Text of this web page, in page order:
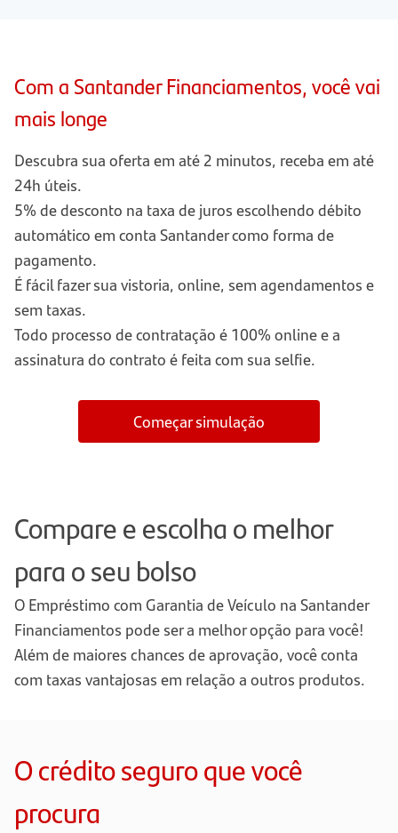
Com a Santander Financiamentos, você vai
mais longe
Descubra sua oferta em até 2 minutos, receba em até
24h úteis.
5% de desconto na taxa de juros escolhendo débito
automático em conta Santander como forma de
pagamento.
É fácil fazer sua vistoria, online, sem agendamentos e
sem taxas.
Todo processo de contratação é 100% online e a
assinatura do contrato é feita com sua selfie.
Começar simulação
Compare e escolha o melhor
para o seu bolso
O Empréstimo com Garantia de Veículo na Santander
Financiamentos pode ser a melhor opção para você!
Além de maiores chances de aprovação, você conta
com taxas vantajosas em relação a outros produtos.
O crédito seguro que você
procura